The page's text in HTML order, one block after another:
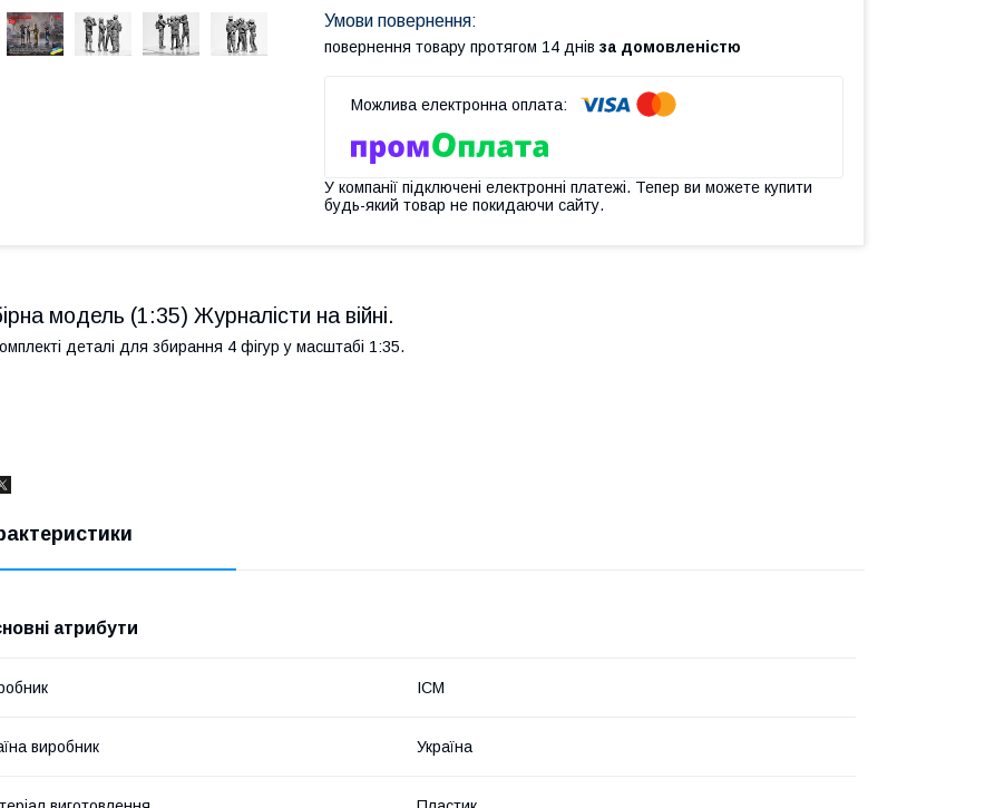
повернення товару протягом 14 днів за домовленістю
У компанії підключені електронні платежі. Тепер ви можете купити
будь-який товар не покидаючи сайту.
модель (1:35) Журналісти на війні.
деталі для збирання 4 фігур у масштабі 1:35.
атрибути
ICM
виробник Україна